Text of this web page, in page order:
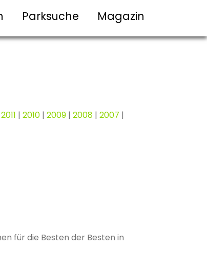
Parksuche Magazin
2011 | 2010 | 2009 | 2008 | 2007 |
für die Besten der Besten in